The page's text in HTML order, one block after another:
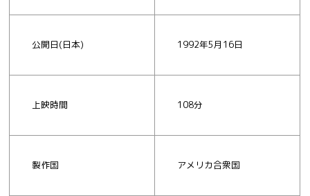
公開日(日本) 1992年5月16日
上映時間 108分
製作国 アメリカ合衆国